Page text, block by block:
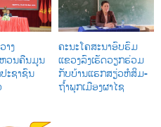
າງ
ຫວນຄືນມູນ
ະຊາຊົນ
ຄະນະໂຄສະນາອົບຮົມ
ແຂວງລົງເຮັດວຽກຮ່ວມ
ກັບບ້ານແຮກສຽ່ວຫໍສິມ-
ຖໍ້າພຸກເມືອງຜາໄຊ